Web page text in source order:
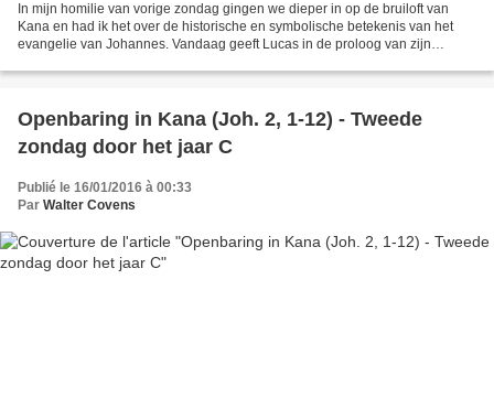
In mijn homilie van vorige zondag gingen we dieper in op de bruiloft van
Kana en had ik het over de historische en symbolische betekenis van het
evangelie van Johannes. Vandaag geeft Lucas in de proloog van zijn
Openbaring in Kana (Joh. 2, 1-12) - Tweede
zondag door het jaar C
Publié le 16/01/2016 à 00:33
Par Walter Covens